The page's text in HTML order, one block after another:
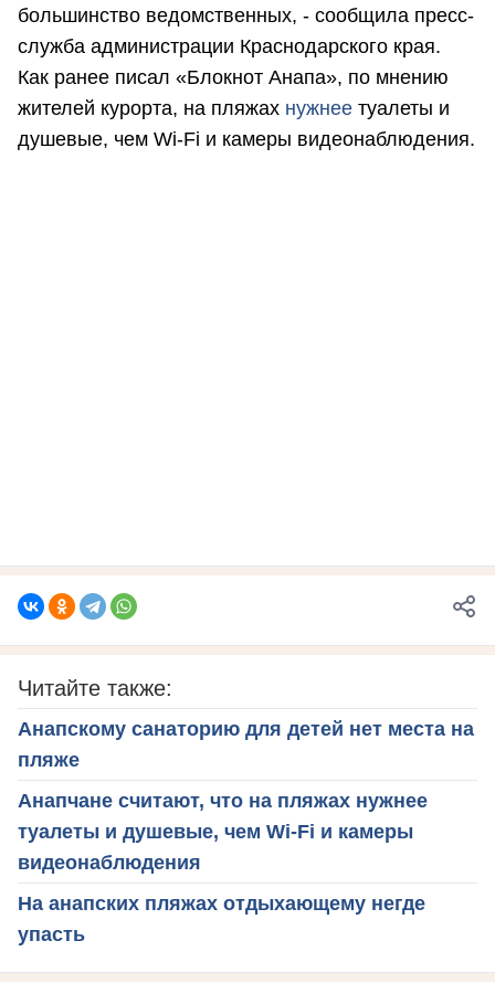
большинство ведомственных, - сообщила пресс-
служба администрации Краснодарского края.
Как ранее писал «Блокнот Анапа», по мнению
жителей курорта, на пляжах нужнее туалеты и
душевые, чем Wi-Fi и камеры видеонаблюдения.
Читайте также:
Анапскому санаторию для детей нет места на
пляже
Анапчане считают, что на пляжах нужнее
туалеты и душевые, чем Wi-Fi и камеры
видеонаблюдения
На анапских пляжах отдыхающему негде
упасть